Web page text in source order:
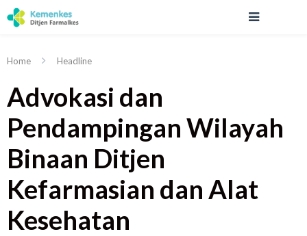
Home Headline
Advokasi dan
Pendampingan Wilayah
Binaan Ditjen
Kefarmasian dan Alat
Kesehatan